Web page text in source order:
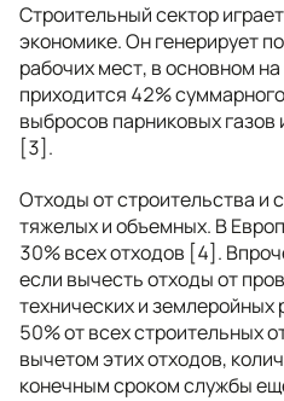
Строительный сектор
экономике. Он генерирует
рабочих мест, в основном
приходится 42%
выбросов парниковых
[3].
Отходы от строительства и
тяжелых и объемных. В
30% всех отходов [4].
если вычесть отходы от
технических и
50% от всех строительных
вычетом этих отходов,
конечным сроком службы